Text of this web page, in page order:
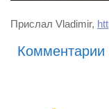
Прислал Vladimir,
Комментарии